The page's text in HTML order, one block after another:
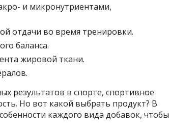
и микронутриентами,
отдачи во время тренировки.
баланса.
жировой ткани.
результатов в спорте, спортивное
Но вот какой выбрать продукт? В
каждого вида добавок, чтобы